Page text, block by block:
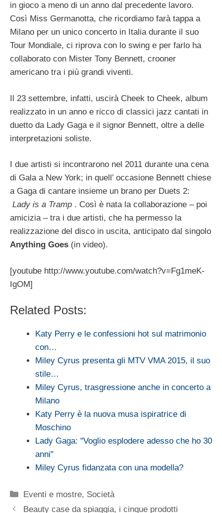
in gioco a meno di un anno dal precedente lavoro.
Così Miss Germanotta, che ricordiamo farà tappa a
Milano per un unico concerto in Italia durante il suo
Tour Mondiale, ci riprova con lo swing e per farlo ha
collaborato con Mister Tony Bennett, crooner
americano tra i più grandi viventi.
Il 23 settembre, infatti, uscirà Cheek to Cheek, album
realizzato in un anno e ricco di classici jazz cantati in
duetto da Lady Gaga e il signor Bennett, oltre a delle
interpretazioni soliste.
I due artisti si incontrarono nel 2011 durante una cena
di Gala a New York; in quell’ occasione Bennett chiese
a Gaga di cantare insieme un brano per Duets 2:
Lady is a Tramp . Così è nata la collaborazione – poi
amicizia – tra i due artisti, che ha permesso la
realizzazione del disco in uscita, anticipato dal singolo
Anything Goes (in video).
[youtube http://www.youtube.com/watch?v=Fg1meK-
IgOM]
Related Posts:
Katy Perry e le confessioni hot sul matrimonio
con…
Miley Cyrus presenta gli MTV VMA 2015, il suo
stile…
Miley Cyrus, trasgressione anche in concerto a
Milano
Katy Perry è la nuova musa ispiratrice di
Moschino
Lady Gaga: "Voglio esplodere adesso che ho 30
anni"
Miley Cyrus fidanzata con una modella?
Categorie
Eventi e mostre, Società
Beauty case da spiaggia, i cinque prodotti